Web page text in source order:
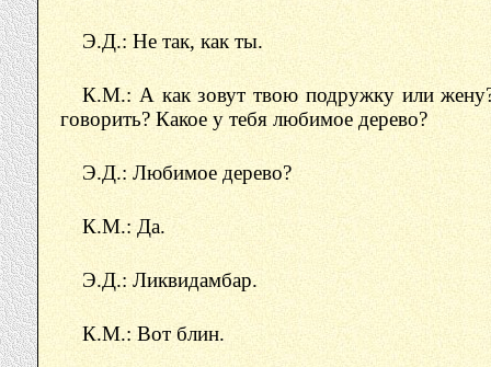
Э.Д.: Не так, как ты.
К.М.: А как зовут твою подружку или
говорить? Какое у тебя любимое дерево?
Э.Д.: Любимое дерево?
К.М.: Да.
Э.Д.: Ликвидамбар.
К.М.: Вот блин.